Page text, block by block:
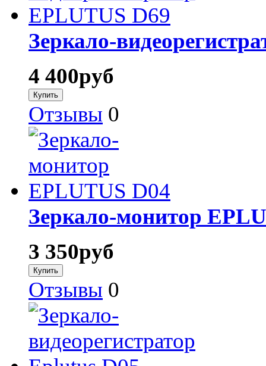
Зеркало-
4 400руб
Отзывы 0
Зеркало-монитор
3 350руб
Отзывы 0